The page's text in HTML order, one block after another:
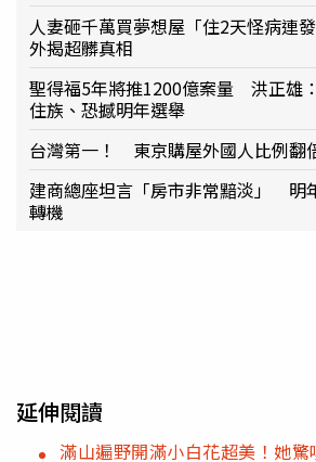
人妻砸千萬買夢想屋「住2天怪病連
外揭超髒真相
聖得福5年將推1200億案量 洪正雄
住族、恐撼明年選舉
台灣第一！ 東京購屋外國人比例翻
建商總座坦言「房市非常黯淡」 明
轉機
延伸閱讀
滿山遍野開滿小白花超美！她